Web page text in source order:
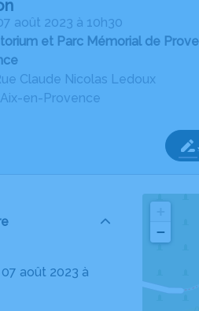
août 2023 à 10h30
et Parc Mémorial de
Claude Nicolas Ledoux
en-Provence
−